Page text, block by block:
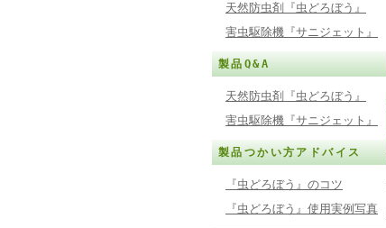
天然防虫剤『虫どろぼう』
害虫駆除機『サニジェット』
製品Q&A
天然防虫剤『虫どろぼう』
害虫駆除機『サニジェット』
製品つかい方アドバイス
『虫どろぼう』のコツ
『虫どろぼう』使用実例写真